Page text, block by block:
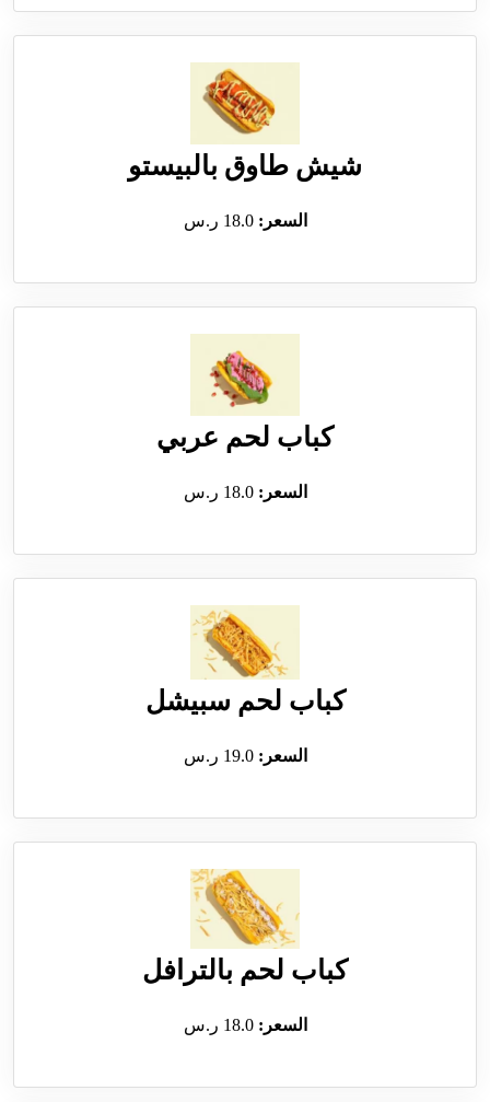
شيش طاوق بالبيستو
السعر:18.0 ر.س
كباب لحم عربي
السعر:18.0 ر.س
كباب لحم سبيشل
السعر:19.0 ر.س
كباب لحم بالترافل
السعر:18.0 ر.س